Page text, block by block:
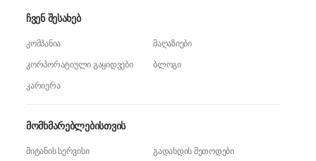
ჩვენ შესახებ
კომპანია
მაღაზიები
კორპორატიული გაყიდვები
ბლოგი
კარიერა
მომხმარებლებისთვის
მიტანის სერვისი გადახდის მეთოდები